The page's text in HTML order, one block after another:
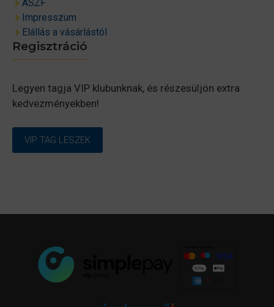
ÁSZF
Impresszum
Elállás a vásárlástól
Regisztráció
Legyen tagja VIP klubunknak, és részesüljön extra
kedvezményekben!
VIP TAG LESZEK